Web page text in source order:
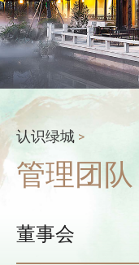
认识绿城 >
管理团队
董事会